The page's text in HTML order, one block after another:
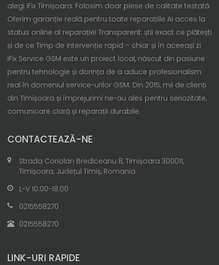
alegi iFix Timișoara: Folosim doar piese de calitate testată
Oferim garanție reală pentru toate reparațiile Ai acces la
status online al reparației Transparent: știi exact ce plătești
și de ce Timp de intervenție rapid – chiar și în aceeași zi
iFix Service GSM este un proiect local, născut din pasiune
pentru tehnologie și dorința de a aduce profesionalism
real în domeniul service-urilor GSM. Din 2015, mii de clienți
din Timișoara și împrejurimi ne-au ales pentru seriozitate,
comunicare clară și reparații durabile.
CONTACTEAZĂ-NE
Strada Coriolan Brediceanu 8, Timișoara 300011,
Timișoara, Județul Timiș, Romania
L-V 10:00-18:00
0215558270
0215558270
LINK-URI RAPIDE